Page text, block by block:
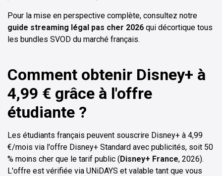
Pour la mise en perspective complète, consultez notre
guide streaming légal pas cher 2026 qui décortique tous
les bundles SVOD du marché français.
Comment obtenir Disney+ à
4,99 € grâce à l'offre
étudiante ?
Les étudiants français peuvent souscrire Disney+ à 4,99
€/mois via l'offre Disney+ Standard avec publicités, soit 50
% moins cher que le tarif public (Disney+ France, 2026).
L'offre est vérifiée via UNiDAYS et valable tant que vous